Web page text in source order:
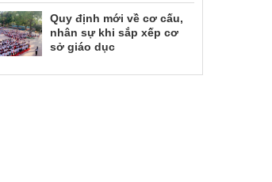
Quy định mới về cơ cấu,
nhân sự khi sắp xếp cơ
sở giáo dục